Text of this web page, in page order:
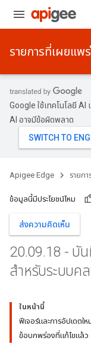
รายการที่เผยแพร่
Google ใช้เทคโนโลยี
AI อาจมีข้อผิดพลาด
Apigee Edge รายก
ข้อมูลนี้มีประโยชน์ไหม
ส่งความคิดเห็น
20.09.18 - บั
สำหรับระบบค
ในหน้านี้
ฟีเจอร์และการอัปเดตให
ข้อบกพร่องที่แก้ไขแล้ว